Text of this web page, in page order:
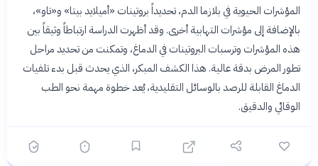
المؤشرات الحيوية في بلازما الدم، تحديداً بروتينات «أميلايد بيتا» و«تاو»،
بالإضافة إلى مؤشرات التهابية أخرى. وقد أظهرت الدراسة ارتباطاً وثيقاً بين
هذه المؤشرات وترسبات البروتينات في الدماغ، وتمكنت من تحديد مراحل
تطور المرض بدقة عالية. هذا الكشف المبكر، الذي يحدث قبل بدء تلفيات
الدماغ القابلة للرصد بالوسائل التقليدية، يُعد خطوة مهمة نحو الطب
الوقائي والدقيق.